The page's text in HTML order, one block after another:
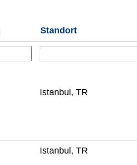
Standort
Istanbul, TR
Istanbul, TR